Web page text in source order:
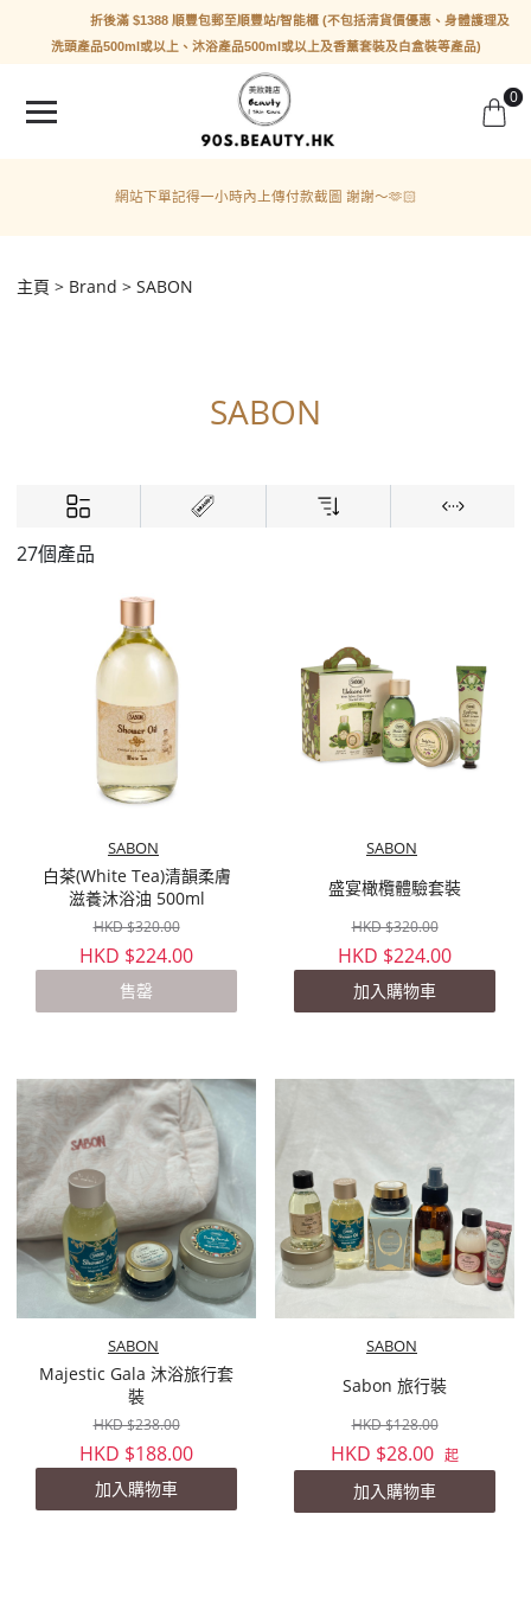
折後滿 $1388 順豐包郵至順豐站/智能櫃 (不包括清貨價優惠、身體護理及
洗頭產品500ml或以上、沐浴產品500ml或以上及香薰套裝及白盒裝等產品)
0
網站下單記得一小時內上傳付款截圖 謝謝～🫶🏻
主頁 Brand SABON
SABON
27個產品
SABON
白茶(White Tea)清韻柔膚
滋養沐浴油 500ml
HKD $320.00
HKD $224.00
售罄
SABON
盛宴橄欖體驗套裝
HKD $320.00
HKD $224.00
加入購物車
SABON
Majestic Gala 沐浴旅行套
裝
HKD $238.00
HKD $188.00
加入購物車
SABON
Sabon 旅行裝
HKD $128.00
HKD $28.00 起
加入購物車